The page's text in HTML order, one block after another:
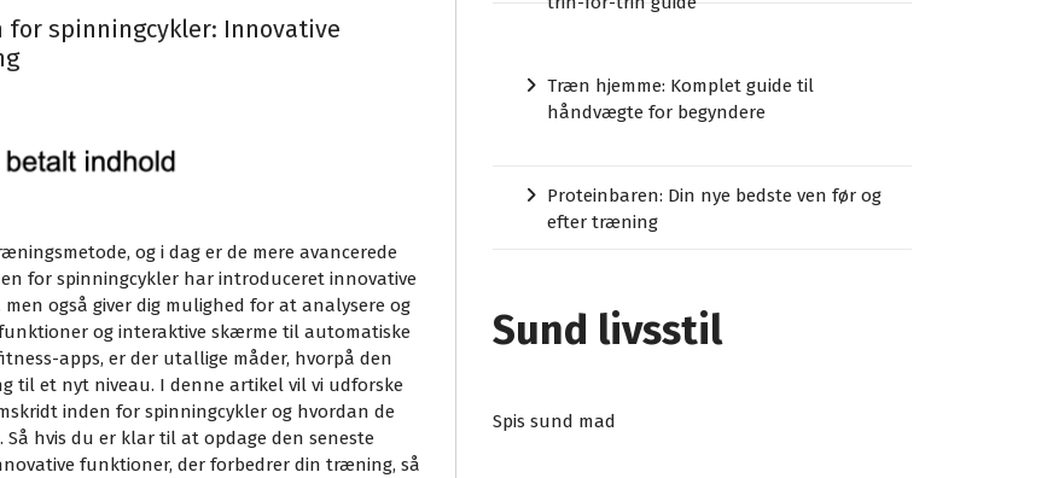
for spinningcykler: Innovative
og i dag er de mere avancerede
for spinningcykler har introduceret innovative
også giver dig mulighed for at analysere og
og interaktive skærme til automatiske
apps, er der utallige måder, hvorpå den
til et nyt niveau. I denne artikel vil vi udforske
inden for spinningcykler og hvordan de
hvis du er klar til at opdage den seneste
funktioner, der forbedrer din træning, så
Træn hjemme: Komplet guide til
håndvægte for begyndere
Proteinbaren: Din nye bedste ven før og
efter træning
Sund livsstil
Spis sund mad